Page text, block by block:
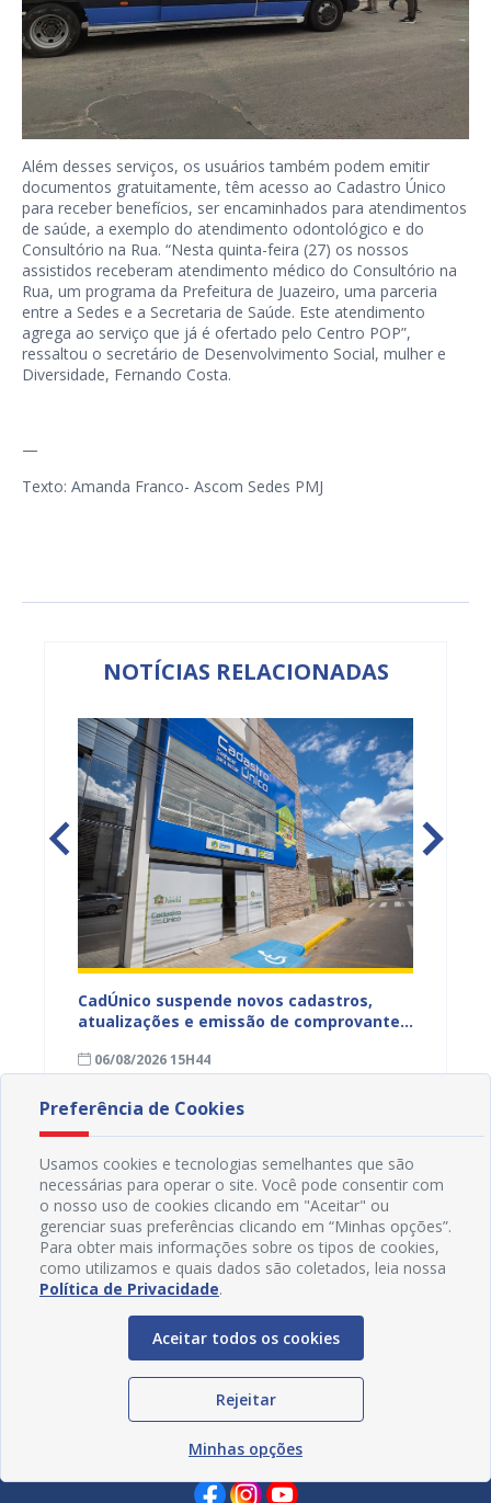
Além desses serviços, os usuários também podem emitir
documentos gratuitamente, têm acesso ao Cadastro Único
para receber benefícios, ser encaminhados para atendimentos
de saúde, a exemplo do atendimento odontológico e do
Consultório na Rua. “Nesta quinta-feira (27) os nossos
assistidos receberam atendimento médico do Consultório na
Rua, um programa da Prefeitura de Juazeiro, uma parceria
entre a Sedes e a Secretaria de Saúde. Este atendimento
agrega ao serviço que já é ofertado pelo Centro POP”,
ressaltou o secretário de Desenvolvimento Social, mulher e
Diversidade, Fernando Costa.
—
Texto: Amanda Franco- Ascom Sedes PMJ
NOTÍCIAS RELACIONADAS
CadÚnico suspende novos cadastros,
atualizações e emissão de comprovantes
06/08/2026 15H44
Preferência de Cookies
Usamos cookies e tecnologias semelhantes que são
necessárias para operar o site. Você pode consentir com
o nosso uso de cookies clicando em "Aceitar" ou
gerenciar suas preferências clicando em “Minhas opções”.
Para obter mais informações sobre os tipos de cookies,
como utilizamos e quais dados são coletados, leia nossa
Política de Privacidade.
Aceitar todos os cookies
Rejeitar
Minhas opções